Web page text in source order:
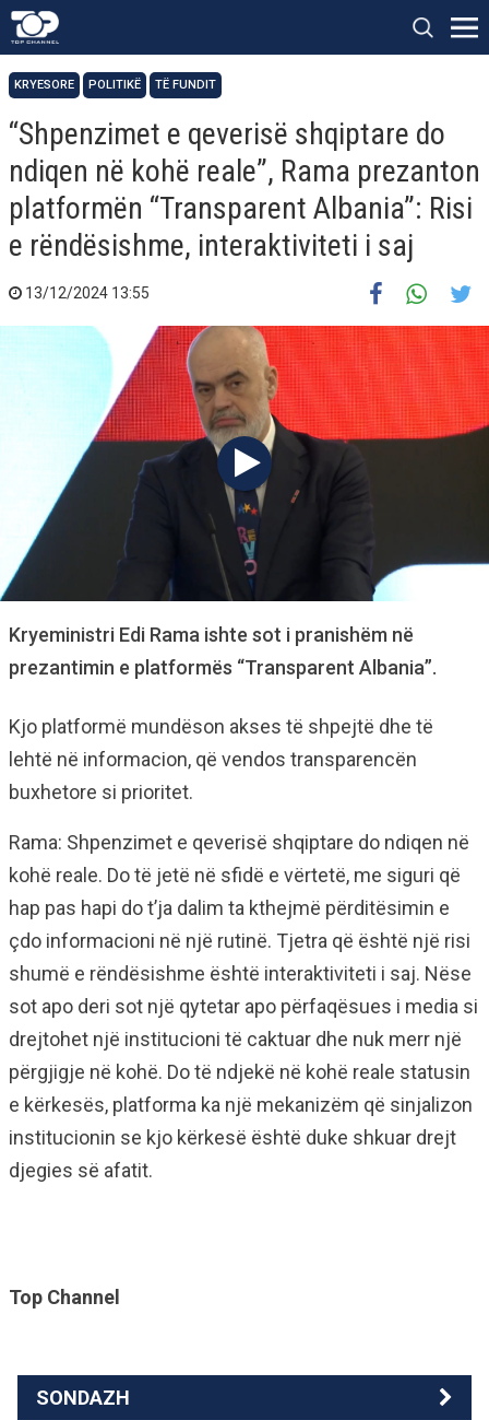
KRYESORE POLITIKË TË FUNDIT
“Shpenzimet e qeverisë shqiptare do
ndiqen në kohë reale”, Rama prezanton
platformën “Transparent Albania”: Risi
e rëndësishme, interaktiviteti i saj
13/12/2024 13:55
Kryeministri Edi Rama ishte sot i pranishëm në
prezantimin e platformës “Transparent Albania”.
Kjo platformë mundëson akses të shpejtë dhe të
lehtë në informacion, që vendos transparencën
buxhetore si prioritet.
Rama: Shpenzimet e qeverisë shqiptare do ndiqen në
kohë reale. Do të jetë në sfidë e vërtetë, me siguri që
hap pas hapi do t’ja dalim ta kthejmë përditësimin e
çdo informacioni në një rutinë. Tjetra që është një risi
shumë e rëndësishme është interaktiviteti i saj. Nëse
sot apo deri sot një qytetar apo përfaqësues i media si
drejtohet një institucioni të caktuar dhe nuk merr një
përgjigje në kohë. Do të ndjekë në kohë reale statusin
e kërkesës, platforma ka një mekanizëm që sinjalizon
institucionin se kjo kërkesë është duke shkuar drejt
djegies së afatit.
Top Channel
SONDAZH